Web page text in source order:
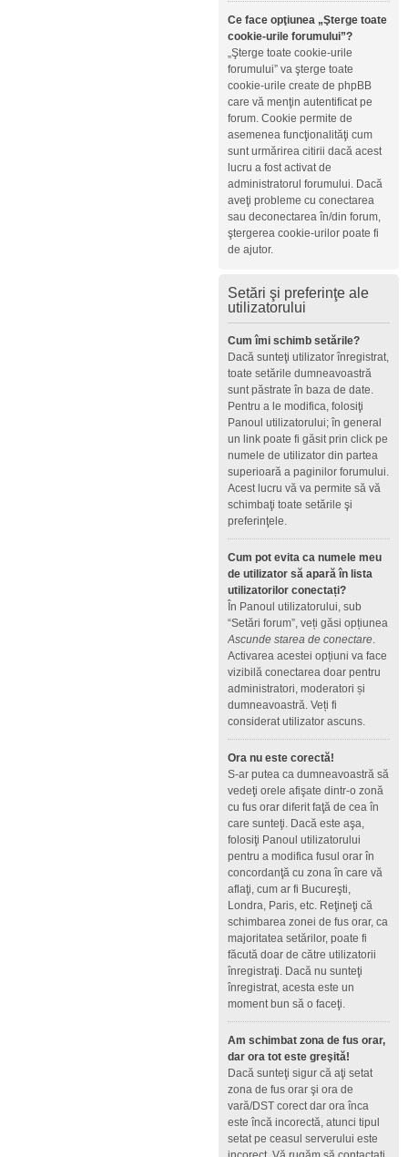
Ce face opţiunea „Şterge toate
cookie-urile forumului”?
„Şterge toate cookie-urile
forumului” va şterge toate
cookie-urile create de phpBB
care vă menţin autentificat pe
forum. Cookie permite de
asemenea funcţionalităţi cum
sunt urmărirea citirii dacă acest
lucru a fost activat de
administratorul forumului. Dacă
aveţi probleme cu conectarea
sau deconectarea în/din forum,
ştergerea cookie-urilor poate fi
de ajutor.
Setări şi preferinţe ale
utilizatorului
Cum îmi schimb setările?
Dacă sunteţi utilizator înregistrat,
toate setările dumneavoastră
sunt păstrate în baza de date.
Pentru a le modifica, folosiţi
Panoul utilizatorului; în general
un link poate fi găsit prin click pe
numele de utilizator din partea
superioară a paginilor forumului.
Acest lucru vă va permite să vă
schimbaţi toate setările şi
preferinţele.
Cum pot evita ca numele meu
de utilizator să apară în lista
utilizatorilor conectați?
În Panoul utilizatorului, sub
“Setări forum”, veți găsi opțiunea
Ascunde starea de conectare.
Activarea acestei opțiuni va face
vizibilă conectarea doar pentru
administratori, moderatori și
dumneavoastră. Veți fi
considerat utilizator ascuns.
Ora nu este corectă!
S-ar putea ca dumneavoastră să
vedeţi orele afişate dintr-o zonă
cu fus orar diferit faţă de cea în
care sunteţi. Dacă este aşa,
folosiţi Panoul utilizatorului
pentru a modifica fusul orar în
concordanţă cu zona în care vă
aflaţi, cum ar fi Bucureşti,
Londra, Paris, etc. Reţineţi că
schimbarea zonei de fus orar, ca
majoritatea setărilor, poate fi
făcută doar de către utilizatorii
înregistraţi. Dacă nu sunteţi
înregistrat, acesta este un
moment bun să o faceţi.
Am schimbat zona de fus orar,
dar ora tot este greşită!
Dacă sunteţi sigur că aţi setat
zona de fus orar şi ora de
vară/DST corect dar ora înca
este încă incorectă, atunci tipul
setat pe ceasul serverului este